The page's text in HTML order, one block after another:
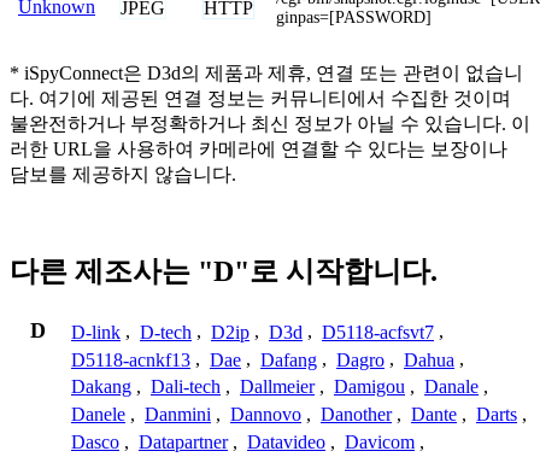
Unknown JPEG HTTP
ginpas=[PASSWORD]
* iSpyConnect은 D3d의 제품과 제휴, 연결 또는 관련이 없습니
다. 여기에 제공된 연결 정보는 커뮤니티에서 수집한 것이며
불완전하거나 부정확하거나 최신 정보가 아닐 수 있습니다. 이
러한 URL을 사용하여 카메라에 연결할 수 있다는 보장이나
담보를 제공하지 않습니다.
다른 제조사는 "D"로 시작합니다.
D D-link , D-tech , D2ip , D3d , D5118-acfsvt7 ,
D5118-acnkf13 , Dae , Dafang , Dagro , Dahua ,
Dakang , Dali-tech , Dallmeier , Damigou , Danale ,
Danele , Danmini , Dannovo , Danother , Dante , Darts ,
Dasco , Datapartner , Datavideo , Davicom ,